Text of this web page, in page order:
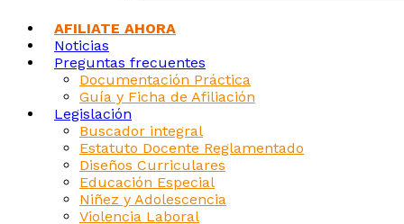
AFILIATE AHORA
Noticias
Preguntas frecuentes
Documentación Práctica
Guía y Ficha de Afiliación
Legislación
Buscador integral
Estatuto Docente Reglamentado
Diseños Curriculares
Educación Especial
Niñez y Adolescencia
Violencia Laboral